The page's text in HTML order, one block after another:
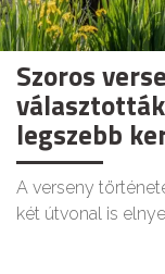
Szoros
legszebb
A verseny
két útvonal is